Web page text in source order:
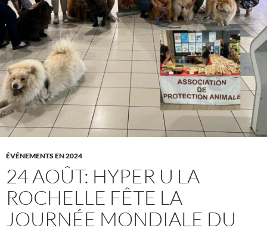
ÉVÉNEMENTS EN 2024
24 AOÛT: HYPER U LA
ROCHELLE FÊTE LA
JOURNÉE MONDIALE DU